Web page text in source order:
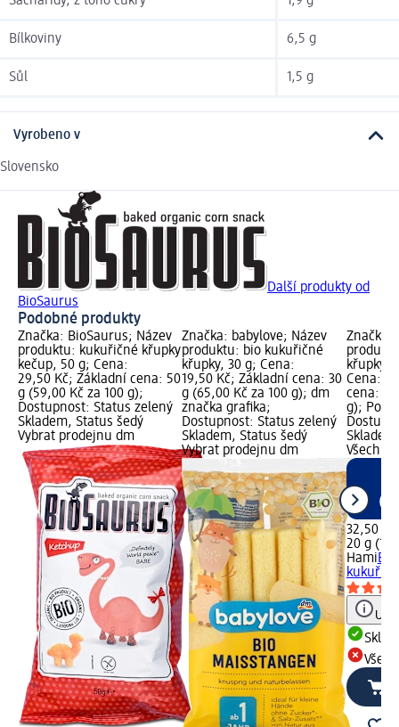
Bílkoviny 6,5 g
Sůl 1,5 g
Vyrobeno v
Slovensko
Další produkty od
BioSaurus
Podobné produkty
Značka: BioSaurus; Název
produktu: kukuřičné křupky
kečup, 50 g; Cena:
29,50 Kč; Základní cena: 50
g (59,00 Kč za 100 g);
Dostupnost: Status zelený
Skladem, Status šedý
Vybrat prodejnu dm
Značka: babylove; Název
produktu: bio kukuřičné
křupky, 30 g; Cena:
19,50 Kč; Základní cena: 30
g (65,00 Kč za 100 g); dm
značka grafika;
Dostupnost: Status zelený
Skladem, Status šedý
Vybrat prodejnu dm
Značka:
křupky
Cena:
cena: 20
g);
32,50 Kč
20 g
Hami